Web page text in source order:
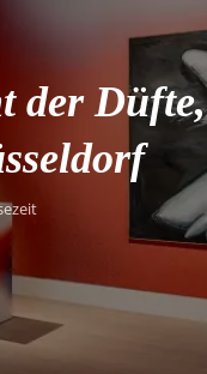
der Düfte,